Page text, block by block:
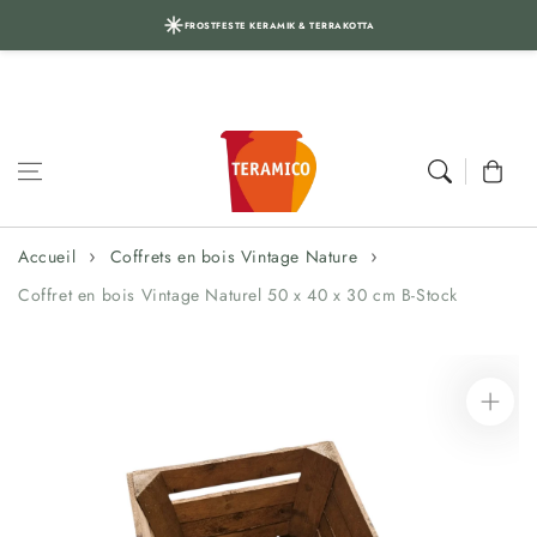
FROSTFESTE KERAMIK & TERRAKOTTA
VERSANDKOSTENFREI INNERHALB DE
Aller au
Panier
Accueil
Coffrets en bois Vintage Nature
Coffret en bois Vintage Naturel 50 x 40 x 30 cm B-Stock